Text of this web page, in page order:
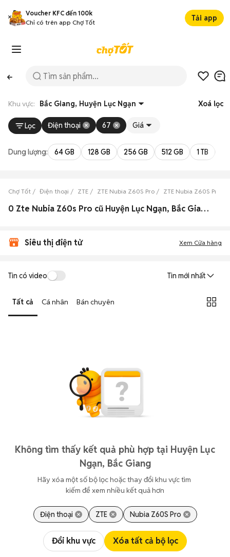
Voucher KFC đến 100k
Chỉ có trên app Chợ Tốt
Tải app
Khu vực: Bắc Giang, Huyện Lục Ngạn Xoá lọc
Lọc Điện thoại 67 Giá
Dung lượng: 64 GB 128 GB 256 GB 512 GB 1 TB
Chợ Tốt Điện thoại ZTE ZTE Nubia Z60S Pro ZTE Nubia Z60S Pro
0 Zte Nubia Z60s Pro cũ Huyện Lục Ngạn, Bắc Giang đẹp
Siêu thị điện tử Xem Cửa hàng
Tin có video Tin mới nhất
Tất cả Cá nhân Bán chuyên
Không tìm thấy kết quả phù hợp tại Huyện Lục
Ngạn, Bắc Giang
Hãy xóa một số bộ lọc hoặc thay đổi khu vực tìm
kiếm để xem nhiều kết quả hơn
Điện thoại ZTE Nubia Z60S Pro
Đổi khu vực Xóa tất cả bộ lọc